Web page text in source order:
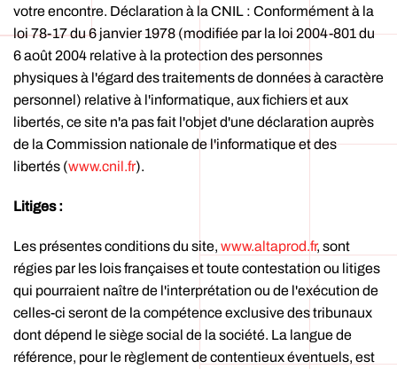
votre encontre. Déclaration à la CNIL : Conformément à la
loi 78-17 du 6 janvier 1978 (modifiée par la loi 2004-801 du
6 août 2004 relative à la protection des personnes
physiques à l'égard des traitements de données à caractère
personnel) relative à l'informatique, aux fichiers et aux
libertés, ce site n'a pas fait l'objet d'une déclaration auprès
de la Commission nationale de l'informatique et des
libertés (www.cnil.fr).
Litiges :
Les présentes conditions du site, www.altaprod.fr, sont
régies par les lois françaises et toute contestation ou litiges
qui pourraient naître de l'interprétation ou de l'exécution de
celles-ci seront de la compétence exclusive des tribunaux
dont dépend le siège social de la société. La langue de
référence, pour le règlement de contentieux éventuels, est